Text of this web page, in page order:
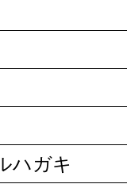
ハガキ